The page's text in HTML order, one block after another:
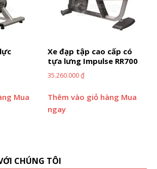
Mua
Xe đạp tập cao cấp có
tựa lưng Impulse RR700
35.260.000₫
Thêm vào giỏ hàng Mua
ngay
CHÚNG TÔI